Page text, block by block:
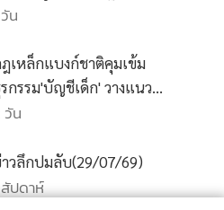
ราะบาง
น
เหล็กแบงก์ชาติคุมเข้ม
กรรม'บัญชีเด็ก' วางแนว
งกัน'บัญชีม้า'
วัน
วลึกปมลับ(29/07/69)
สัปดาห์